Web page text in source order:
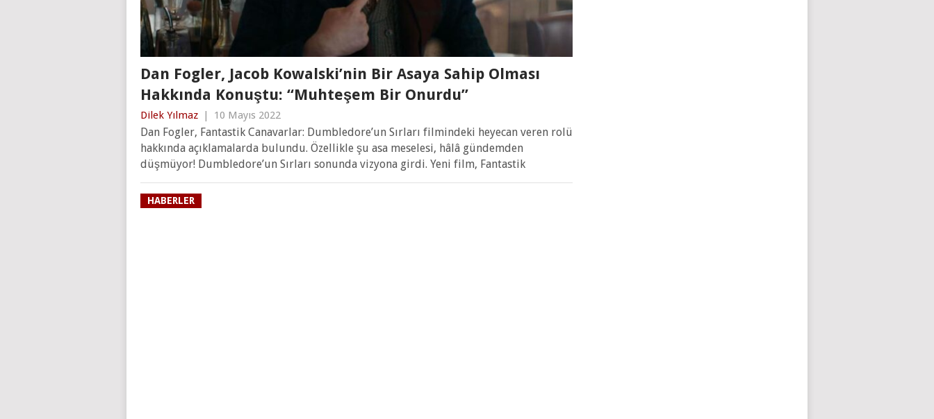
Dan Fogler, Jacob Kowalski’nin Bir Asaya Sahip Olması
Hakkında Konuştu: “Muhteşem Bir Onurdu”
Dilek Yılmaz | 10 Mayıs 2022
Dan Fogler, Fantastik Canavarlar: Dumbledore’un Sırları filmindeki heyecan veren rolü
hakkında açıklamalarda bulundu. Özellikle şu asa meselesi, hâlâ gündemden
düşmüyor! Dumbledore’un Sırları sonunda vizyona girdi. Yeni film, Fantastik
HABERLER